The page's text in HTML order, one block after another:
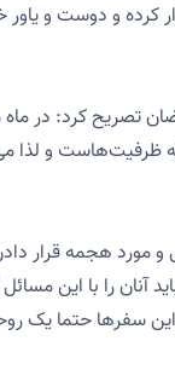
و دوست و یاور
تصریح کرد: در ماه
ظرفیت‌هاست و لذا
و مورد هجمه قرار
آنان را با این
سفرها حتما یک